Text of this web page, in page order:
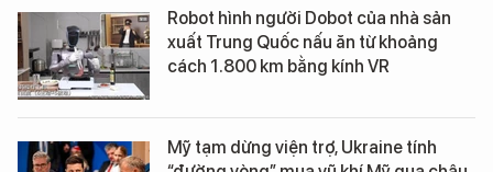
Robot hình người Dobot của nhà sản
xuất Trung Quốc nấu ăn từ khoảng
cách 1.800 km bằng kính VR
Mỹ tạm dừng viện trợ, Ukraine tính